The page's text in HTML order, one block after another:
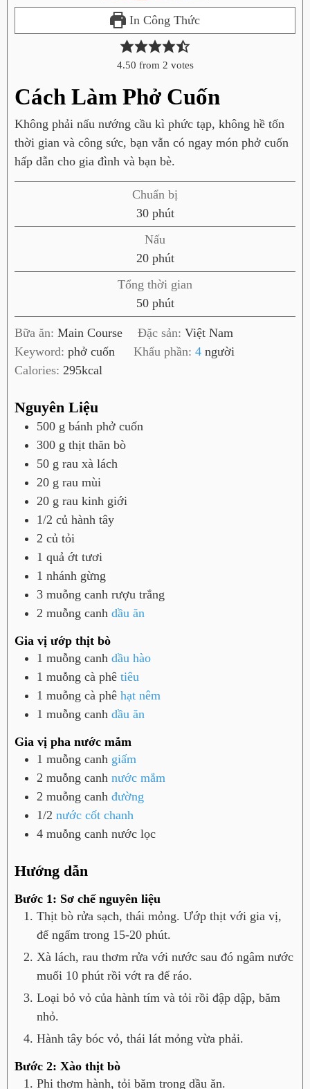
In Công Thức
4.50 from 2 votes
Cách Làm Phở Cuốn
Không phải nấu nướng cầu kì phức tạp, không hề tốn
thời gian và công sức, bạn vẫn có ngay món phở cuốn
hấp dẫn cho gia đình và bạn bè.
Chuẩn bị
30p
h
t
phút
Nấu
20p
h
t
phút
Tổng thời gian
50p
h
ú
t
phút
Bữa ăn: Main Course Đặc sản:Việt Nam
Keyword: phở cuốn Khẩu phần:4 người
Calories: 295kcal
Nguyên Liệu
500 g bánh phở cuốn
300 g thịt thăn bò
50 g rau xà lách
20 g rau mùi
20 g rau kinh giới
1/2 củ hành tây
2 củ tỏi
1 quả ớt tươi
1 nhánh gừng
3 muỗng canh rượu trắng
2 muỗng canh dầu ăn
Gia vị ướp thịt bò
1 muỗng canh dầu hào
1 muỗng cà phê tiêu
1 muỗng cà phê hạt nêm
1 muỗng canh dầu ăn
Gia vị pha nước mắm
1 muỗng canh giấm
2 muỗng canh nước mắm
2 muỗng canh đường
1/2 nước cốt chanh
4 muỗng canh nước lọc
Hướng dẫn
Bước 1: Sơ chế nguyên liệu
Thịt bò rửa sạch, thái mỏng. Ướp thịt với gia vị,
để ngấm trong 15-20 phút.
Xà lách, rau thơm rửa với nước sau đó ngâm nước
muối 10 phút rồi vớt ra để ráo.
Loại bỏ vỏ của hành tím và tỏi rồi đập dập, băm
nhỏ.
Hành tây bóc vỏ, thái lát mỏng vừa phải.
Bước 2: Xào thịt bò
Phi thơm hành, tỏi băm trong dầu ăn.